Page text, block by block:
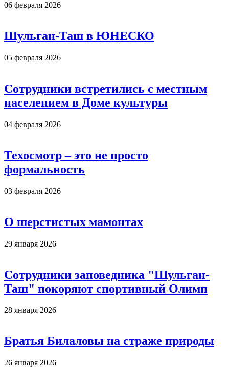
06 февраля 2026
Шульган-Таш в ЮНЕСКО
05 февраля 2026
Сотрудники встретились с местным
населением в Доме культуры
04 февраля 2026
Техосмотр – это не просто
формальность
03 февраля 2026
О шерстистых мамонтах
29 января 2026
Сотрудники заповедника "Шульган-
Таш" покоряют спортивный Олимп
28 января 2026
Братья Билаловы на страже природы
26 января 2026